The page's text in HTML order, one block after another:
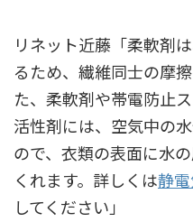
リネット近藤「柔軟剤
るため、繊維同士の摩
た、柔軟剤や帯電防止
活性剤には、空気中の
ので、衣類の表面に水
くれます。詳しくは静
してください」